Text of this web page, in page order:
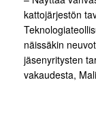
kattojärjestön
näissäkin
jäsenyritysten
vakaudesta,